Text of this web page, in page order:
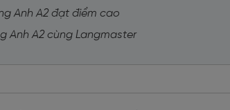
Anh A2 đạt điểm cao
Anh A2 cùng Langmaster